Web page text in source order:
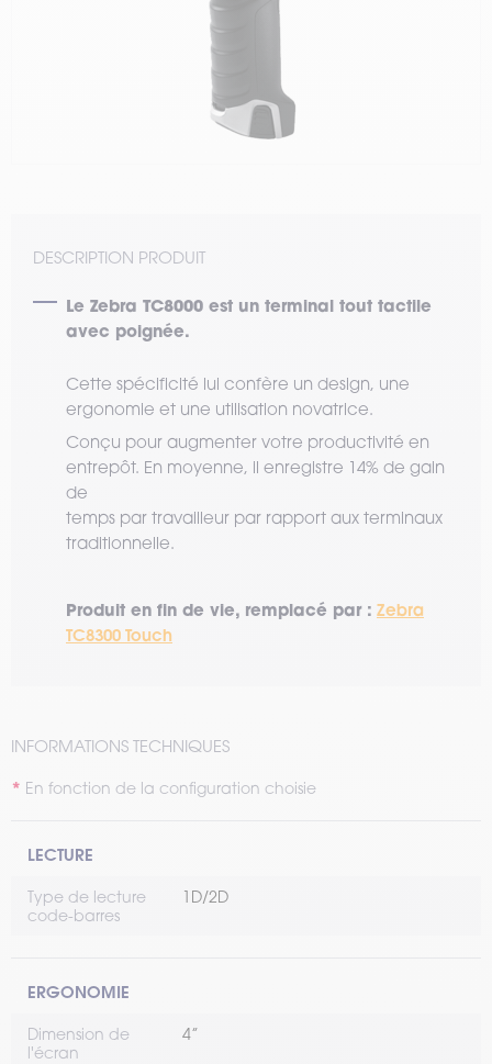
DESCRIPTION PRODUIT
Le Zebra TC8000 est un terminal tout tactile
avec poignée.
Cette spécificité lui confère un design, une
ergonomie et une utilisation novatrice.
Conçu pour augmenter votre productivité en
entrepôt. En moyenne, il enregistre 14% de gain
de
temps par travailleur par rapport aux terminaux
traditionnelle.
Produit en fin de vie, remplacé par : Zebra
TC8300 Touch
INFORMATIONS TECHNIQUES
En fonction de la configuration choisie
LECTURE
Type de lecture
code-barres
1D/2D
ERGONOMIE
Dimension de
l'écran
4’’